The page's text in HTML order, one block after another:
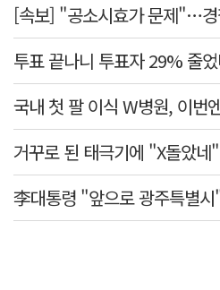
국내 첫 팔 이식 W병원, 이번